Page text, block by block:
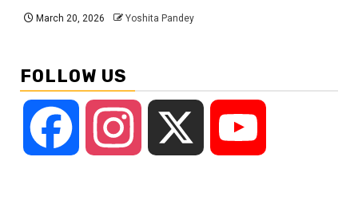
March 20, 2026 Yoshita Pandey
FOLLOW US
Facebook Instagram